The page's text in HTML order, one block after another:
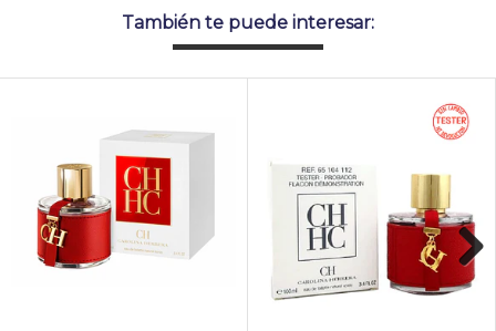
También te puede interesar:
Next